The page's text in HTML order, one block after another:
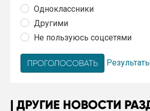
Одноклассники
Другими
Не пользуюсь соцсетями
ДРУГИЕ НОВОСТИ